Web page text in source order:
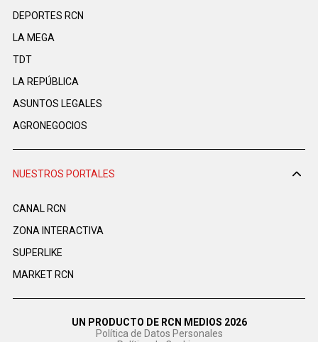
DEPORTES RCN
LA MEGA
TDT
LA REPÚBLICA
ASUNTOS LEGALES
AGRONEGOCIOS
NUESTROS PORTALES
CANAL RCN
ZONA INTERACTIVA
SUPERLIKE
MARKET RCN
UN PRODUCTO DE RCN MEDIOS 2026
Política de Datos Personales